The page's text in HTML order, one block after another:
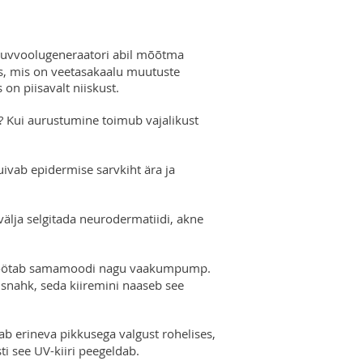
abil mõõtma
mis on veetasakaalu muutuste
on piisavalt niiskust.
aurustumine toimub vajalikust
epidermise sarvkiht ära ja
selgitada neurodermatiidi, akne
samamoodi nagu vaakumpump.
seda kiiremini naaseb see
erineva pikkusega valgust rohelises,
see UV-kiiri peegeldab.